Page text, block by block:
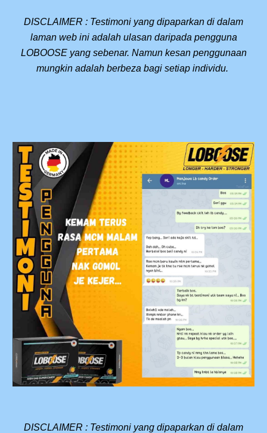
DISCLAIMER : Testimoni yang dipaparkan di dalam
laman web ini adalah ulasan daripada pengguna
LOBOOSE yang sebenar. Namun kesan penggunaan
mungkin adalah berbeza bagi setiap individu.
DISCLAIMER : Testimoni yang dipaparkan di dalam